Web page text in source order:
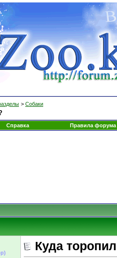
> Собаки
Справка Правила форума
Куда